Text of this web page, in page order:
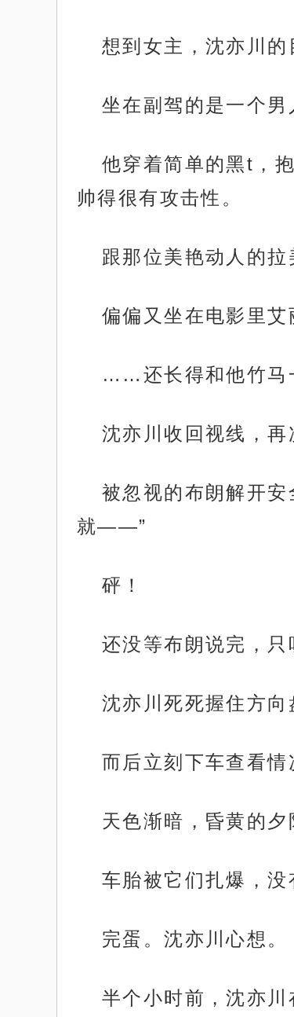
想到女主，沈亦川的
坐在副驾的是一个男
他穿着简单的黑t，
帅得很有攻击性。
跟那位美艳动人的拉
偏偏又坐在电影里艾
……还长得和他竹马
沈亦川收回视线，再
被忽视的布朗解开
就——”
砰！
还没等布朗说完，只
沈亦川死死握住方向
而后立刻下车查看情
天色渐暗，昏黄的
车胎被它们扎爆，没
完蛋。沈亦川心想。
半个小时前，沈亦川